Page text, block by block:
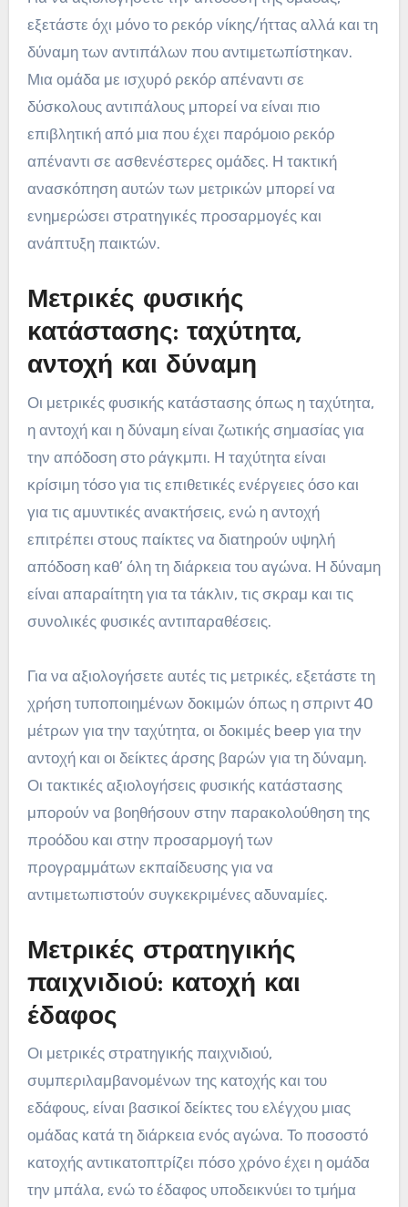
εξετάστε όχι μόνο το ρεκόρ νίκης/ήττας αλλά και τη
δύναμη των αντιπάλων που αντιμετωπίστηκαν.
Μια ομάδα με ισχυρό ρεκόρ απέναντι σε
δύσκολους αντιπάλους μπορεί να είναι πιο
επιβλητική από μια που έχει παρόμοιο ρεκόρ
απέναντι σε ασθενέστερες ομάδες. Η τακτική
ανασκόπηση αυτών των μετρικών μπορεί να
ενημερώσει στρατηγικές προσαρμογές και
ανάπτυξη παικτών.
Μετρικές φυσικής
κατάστασης: ταχύτητα,
αντοχή και δύναμη
Οι μετρικές φυσικής κατάστασης όπως η ταχύτητα,
η αντοχή και η δύναμη είναι ζωτικής σημασίας για
την απόδοση στο ράγκμπι. Η ταχύτητα είναι
κρίσιμη τόσο για τις επιθετικές ενέργειες όσο και
για τις αμυντικές ανακτήσεις, ενώ η αντοχή
επιτρέπει στους παίκτες να διατηρούν υψηλή
απόδοση καθ’ όλη τη διάρκεια του αγώνα. Η δύναμη
είναι απαραίτητη για τα τάκλιν, τις σκραμ και τις
συνολικές φυσικές αντιπαραθέσεις.
Για να αξιολογήσετε αυτές τις μετρικές, εξετάστε τη
χρήση τυποποιημένων δοκιμών όπως η σπριντ 40
μέτρων για την ταχύτητα, οι δοκιμές beep για την
αντοχή και οι δείκτες άρσης βαρών για τη δύναμη.
Οι τακτικές αξιολογήσεις φυσικής κατάστασης
μπορούν να βοηθήσουν στην παρακολούθηση της
προόδου και στην προσαρμογή των
προγραμμάτων εκπαίδευσης για να
αντιμετωπιστούν συγκεκριμένες αδυναμίες.
Μετρικές στρατηγικής
παιχνιδιού: κατοχή και
έδαφος
Οι μετρικές στρατηγικής παιχνιδιού,
συμπεριλαμβανομένων της κατοχής και του
εδάφους, είναι βασικοί δείκτες του ελέγχου μιας
ομάδας κατά τη διάρκεια ενός αγώνα. Το ποσοστό
κατοχής αντικατοπτρίζει πόσο χρόνο έχει η ομάδα
την μπάλα, ενώ το έδαφος υποδεικνύει το τμήμα